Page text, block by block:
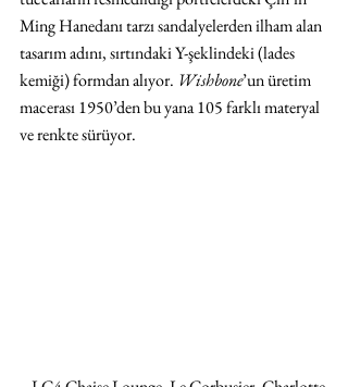
Ming Hanedanı tarzı sandalyelerden ilham alan
tasarım adını, sırtındaki Y-şeklindeki (lades
kemiği) formdan alıyor. Wishbone’un üretim
macerası 1950’den bu yana 105 farklı materyal
ve renkte sürüyor.